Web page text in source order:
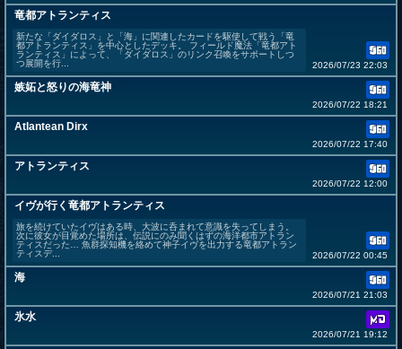
竜都アトランティス
新たな「ダイダロス」と「海」に関連したカードを駆使して戦う「竜
都アトランティス」を中心としたデッキ。 フィールド魔法「竜都アト
ランティス」によって、「ダイダロス」のリンク召喚をサポートしつ
つ展開を行...
2026/07/23 22:03
嫉妬と怒りの海竜神
2026/07/22 18:21
Atlantean Dirx
2026/07/22 17:40
アトランティス
2026/07/22 12:00
イヴが行く竜都アトランティス
旅を続けていたイヴはある時、大波に呑まれて意識を失ってしまう。
次に彼女が目覚めた場所は、伝説にのみ聞くはずの海洋都市アトラン
ティスだった… 魚群探知機を絡めて神子イヴを出力する竜都アトラン
ティスデ...
2026/07/22 00:45
海
2026/07/21 21:03
氷水
2026/07/21 19:12